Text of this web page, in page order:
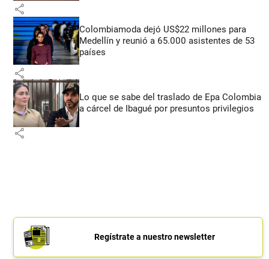
share
Colombiamoda dejó US$22 millones para
Medellín y reunió a 65.000 asistentes de 53
países
share
Lo que se sabe del traslado de Epa Colombia
a cárcel de Ibagué por presuntos privilegios
share
Regístrate a nuestro newsletter